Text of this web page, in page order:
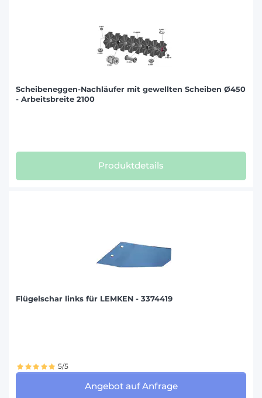
Scheibeneggen-Nachläufer mit gewellten Scheiben Ø450
- Arbeitsbreite 2100
Produktdetails
Flügelschar links für LEMKEN - 3374419
5/5
Angebot auf Anfrage